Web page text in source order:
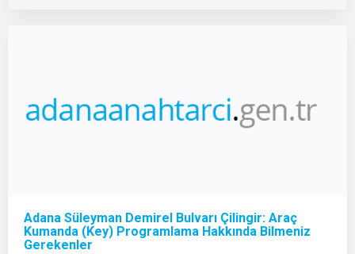
Adana Süleyman Demirel Bulvarı Çilingir: Araç
Kumanda (Key) Programlama Hakkında Bilmeniz
Gerekenler